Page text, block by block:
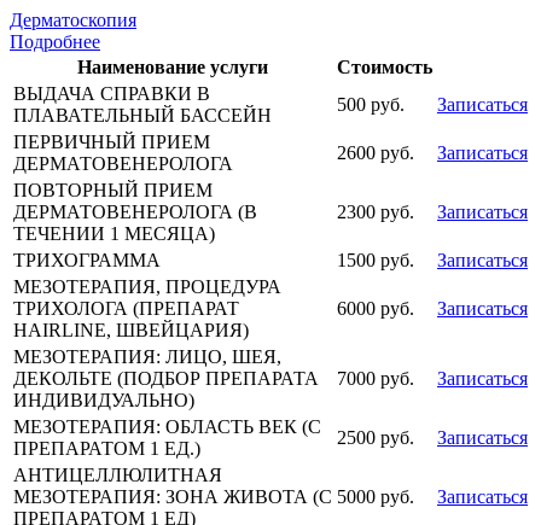
Дерматоскопия
Подробнее
Наименование услуги
Стоимость
ВЫДАЧА СПРАВКИ В
ПЛАВАТЕЛЬНЫЙ БАССЕЙН
500 руб.
Записаться
ПЕРВИЧНЫЙ ПРИЕМ
ДЕРМАТОВЕНЕРОЛОГА
2600 руб.
Записаться
ПОВТОРНЫЙ ПРИЕМ
ДЕРМАТОВЕНЕРОЛОГА (В
ТЕЧЕНИИ 1 МЕСЯЦА)
2300 руб. Записаться
ТРИХОГРАММА 1500 руб.
Записаться
МЕЗОТЕРАПИЯ, ПРОЦЕДУРА
ТРИХОЛОГА (ПРЕПАРАТ
HAIRLINE, ШВЕЙЦАРИЯ)
6000 руб. Записаться
МЕЗОТЕРАПИЯ: ЛИЦО, ШЕЯ,
ДЕКОЛЬТЕ (ПОДБОР ПРЕПАРАТА
ИНДИВИДУАЛЬНО)
7000 руб. Записаться
МЕЗОТЕРАПИЯ: ОБЛАСТЬ ВЕК (С
ПРЕПАРАТОМ 1 ЕД.)
2500 руб.
Записаться
АНТИЦЕЛЛЮЛИТНАЯ
МЕЗОТЕРАПИЯ: ЗОНА ЖИВОТА (С
ПРЕПАРАТОМ 1 ЕД)
5000 руб. Записаться